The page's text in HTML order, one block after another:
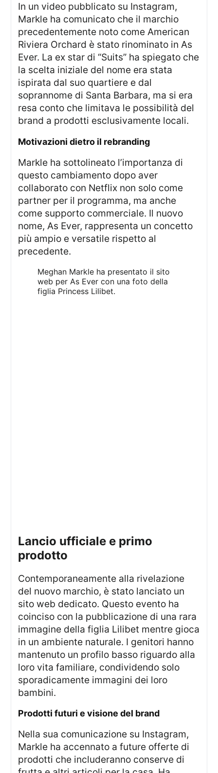
In un video pubblicato su Instagram,
Markle ha comunicato che il marchio
precedentemente noto come American
Riviera Orchard è stato rinominato in As
Ever. La ex star di “Suits” ha spiegato che
la scelta iniziale del nome era stata
ispirata dal suo quartiere e dal
soprannome di Santa Barbara, ma si era
resa conto che limitava le possibilità del
brand a prodotti esclusivamente locali.
motivazioni dietro il rebranding
Markle ha sottolineato l’importanza di
questo cambiamento dopo aver
collaborato con Netflix non solo come
partner per il programma, ma anche
come supporto commerciale. Il nuovo
nome, As Ever, rappresenta un concetto
più ampio e versatile rispetto al
precedente.
Meghan Markle ha presentato il sito
web per As Ever con una foto della
figlia Princess Lilibet.
lancio ufficiale e primo
prodotto
Contemporaneamente alla rivelazione
del nuovo marchio, è stato lanciato un
sito web dedicato. Questo evento ha
coinciso con la pubblicazione di una rara
immagine della figlia Lilibet mentre gioca
in un ambiente naturale. I genitori hanno
mantenuto un profilo basso riguardo alla
loro vita familiare, condividendo solo
sporadicamente immagini dei loro
bambini.
prodotti futuri e visione del brand
Nella sua comunicazione su Instagram,
Markle ha accennato a future offerte di
prodotti che includeranno conserve di